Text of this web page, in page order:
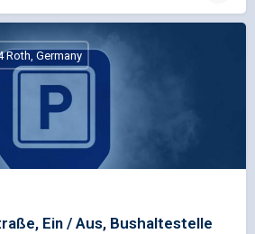
Ein / Aus, Bushaltestelle
Roth, Germany